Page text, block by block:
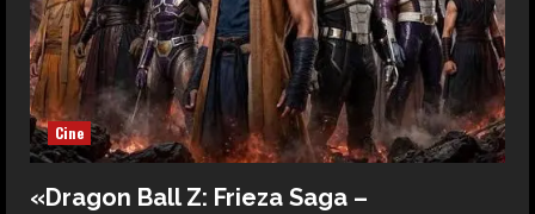
Cine
«Dragon Ball Z: Frieza Saga –